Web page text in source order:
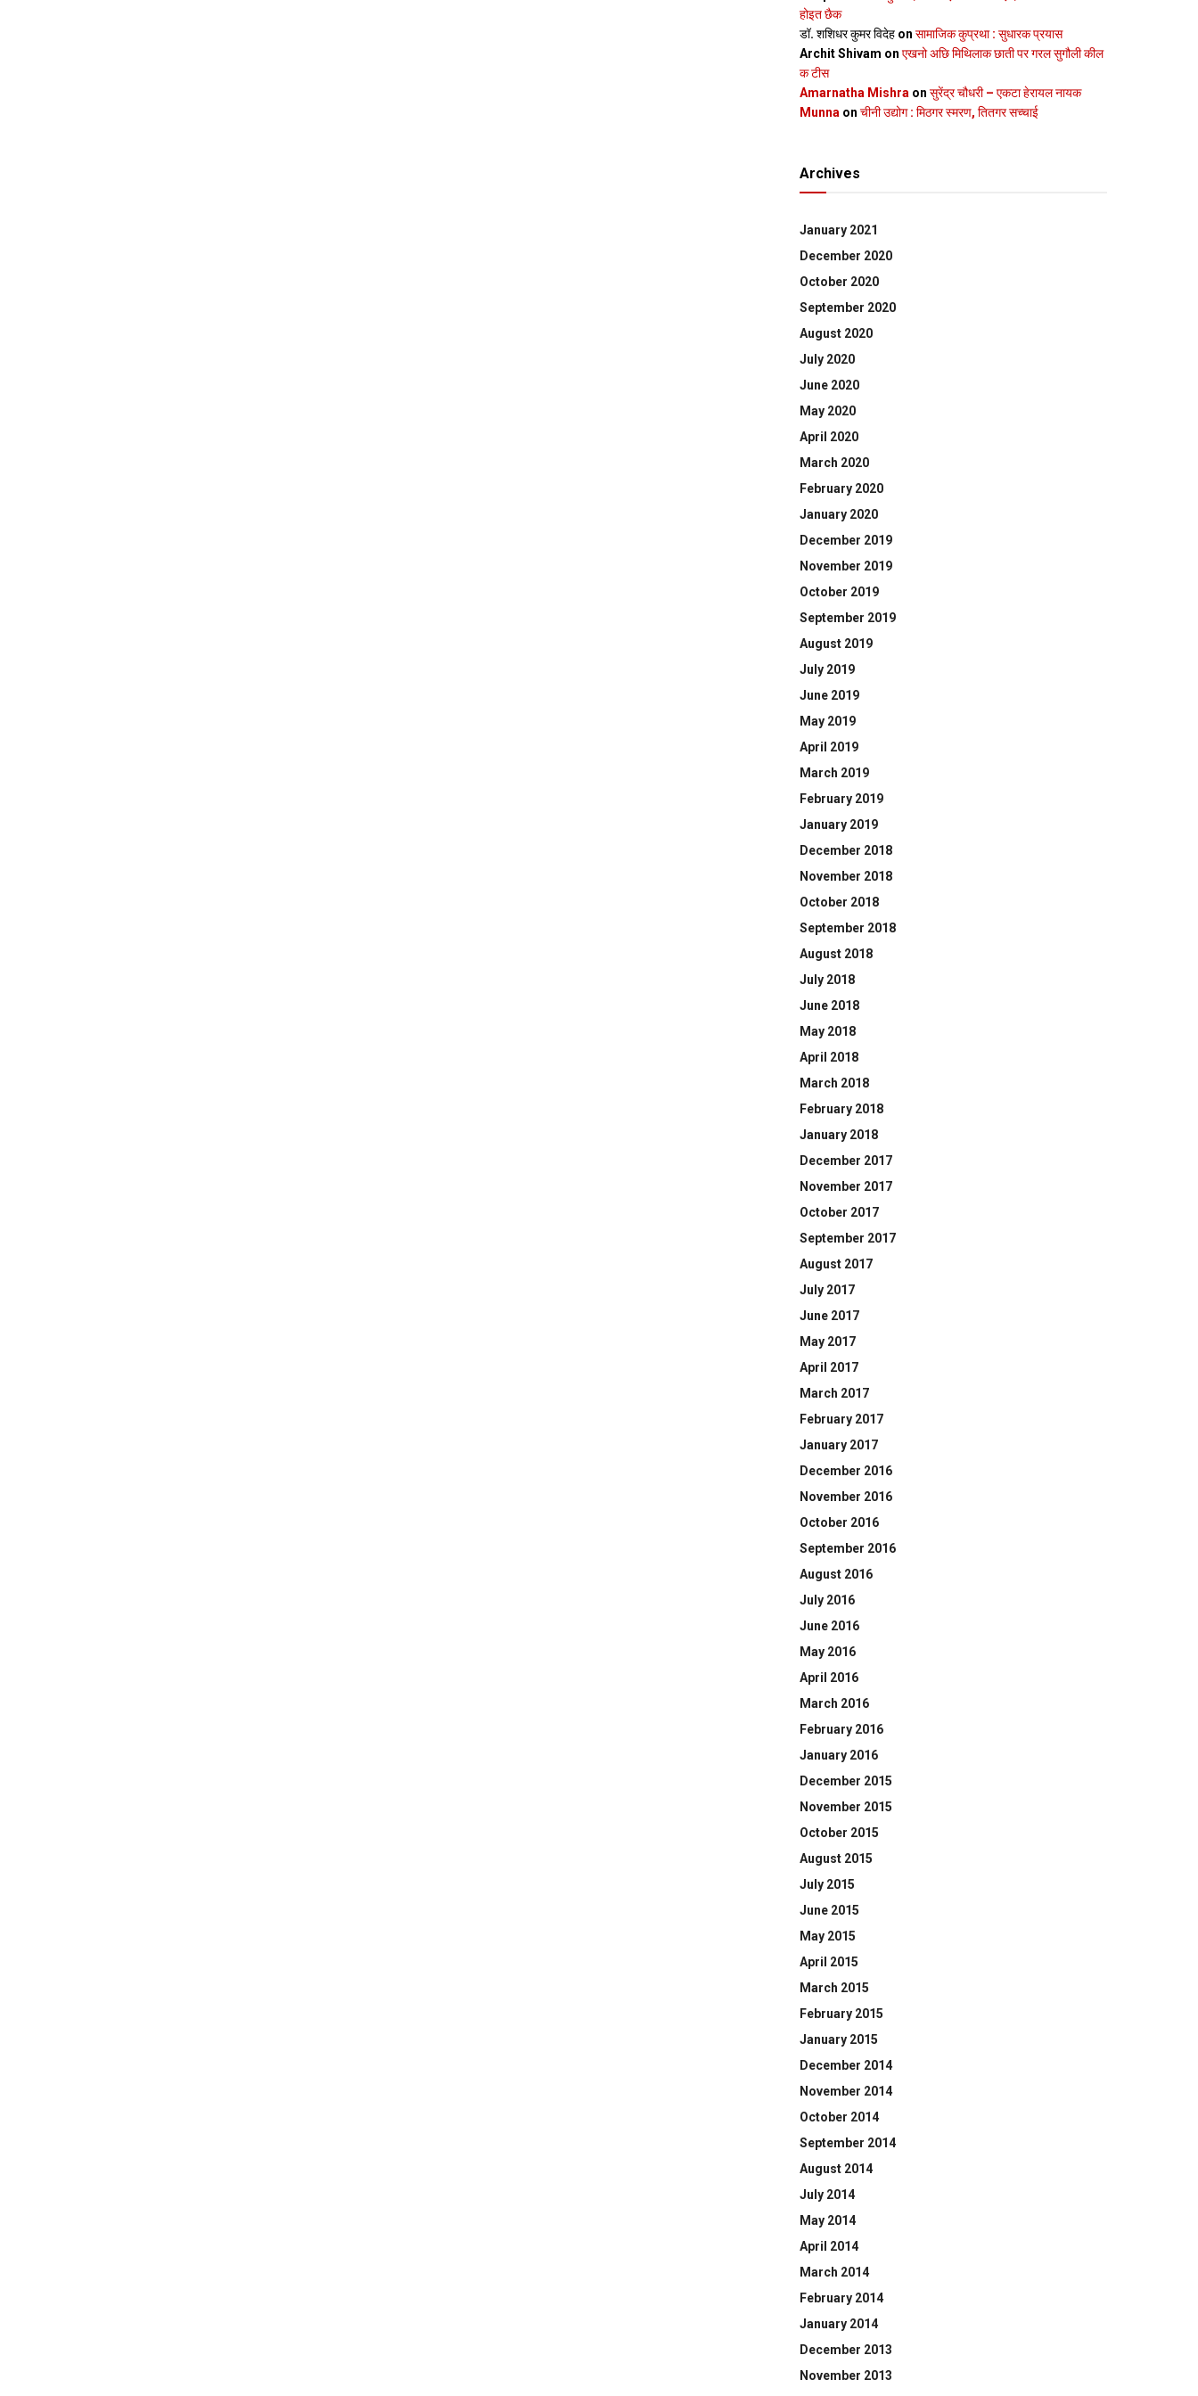
होइत छैक
डॉ. शशिधर कुमर विदेह on सामाजिक कुप्रथा : सुधारक प्रयास
Archit Shivam on एखनो अछि मिथिलाक छाती पर गरल सुगौली कील
क टीस
Amarnatha Mishra on सुरेंद्र चौधरी – एकटा हेरायल नायक
Munna on चीनी उद्योग : मिठगर स्‍मरण, तितगर सच्‍चाई
Archives
January 2021
December 2020
October 2020
September 2020
August 2020
July 2020
June 2020
May 2020
April 2020
March 2020
February 2020
January 2020
December 2019
November 2019
October 2019
September 2019
August 2019
July 2019
June 2019
May 2019
April 2019
March 2019
February 2019
January 2019
December 2018
November 2018
October 2018
September 2018
August 2018
July 2018
June 2018
May 2018
April 2018
March 2018
February 2018
January 2018
December 2017
November 2017
October 2017
September 2017
August 2017
July 2017
June 2017
May 2017
April 2017
March 2017
February 2017
January 2017
December 2016
November 2016
October 2016
September 2016
August 2016
July 2016
June 2016
May 2016
April 2016
March 2016
February 2016
January 2016
December 2015
November 2015
October 2015
August 2015
July 2015
June 2015
May 2015
April 2015
March 2015
February 2015
January 2015
December 2014
November 2014
October 2014
September 2014
August 2014
July 2014
May 2014
April 2014
March 2014
February 2014
January 2014
December 2013
November 2013